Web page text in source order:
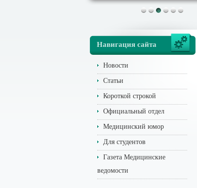
Навигация сайта
Новости
Статьи
Короткой строкой
Официальный отдел
Медицинский юмор
Для студентов
Газета Медицинские
ведомости